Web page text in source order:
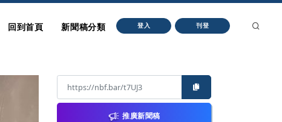
回到首頁 新聞稿分類 登入 刊登
推廣新聞稿